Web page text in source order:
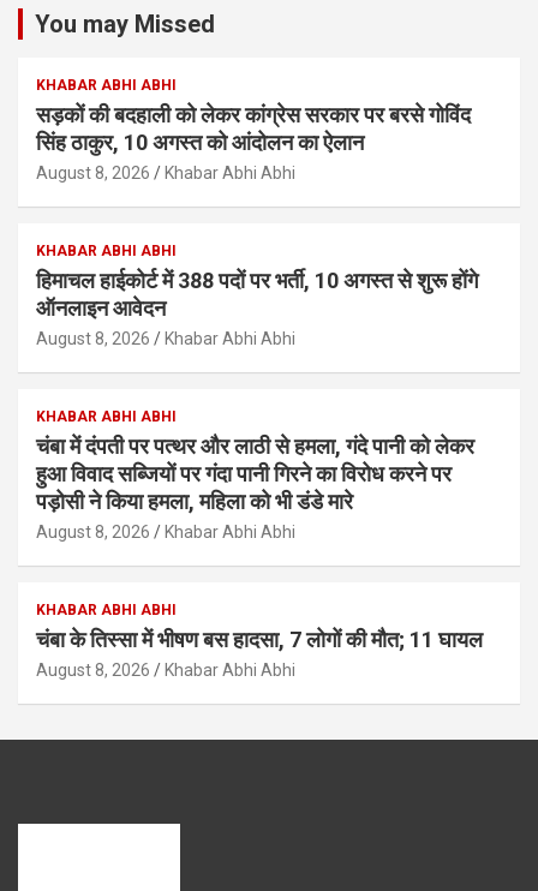
You may Missed
KHABAR ABHI ABHI
सड़कों की बदहाली को लेकर कांग्रेस सरकार पर बरसे गोविंद
सिंह ठाकुर, 10 अगस्त को आंदोलन का ऐलान
August 8, 2026 Khabar Abhi Abhi
KHABAR ABHI ABHI
हिमाचल हाईकोर्ट में 388 पदों पर भर्ती, 10 अगस्त से शुरू होंगे
ऑनलाइन आवेदन
August 8, 2026 Khabar Abhi Abhi
KHABAR ABHI ABHI
चंबा में दंपती पर पत्थर और लाठी से हमला, गंदे पानी को लेकर
हुआ विवाद सब्जियों पर गंदा पानी गिरने का विरोध करने पर
पड़ोसी ने किया हमला, महिला को भी डंडे मारे
August 8, 2026 Khabar Abhi Abhi
KHABAR ABHI ABHI
चंबा के तिस्सा में भीषण बस हादसा, 7 लोगों की मौत; 11 घायल
August 8, 2026 Khabar Abhi Abhi